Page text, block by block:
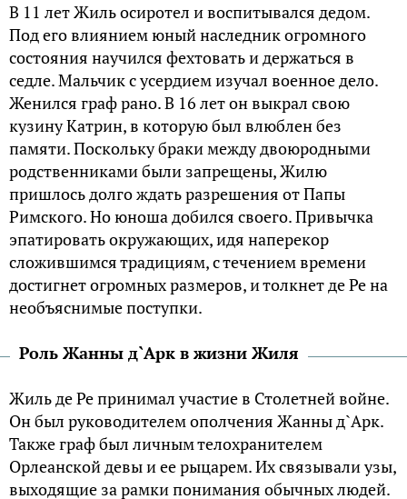
В 11 лет Жиль осиротел и воспитывался дедом.
Под его влиянием юный наследник огромного
состояния научился фехтовать и держаться в
седле. Мальчик с усердием изучал военное дело.
Женился граф рано. В 16 лет он выкрал свою
кузину Катрин, в которую был влюблен без
памяти. Поскольку браки между двоюродными
родственниками были запрещены, Жилю
пришлось долго ждать разрешения от Папы
Римского. Но юноша добился своего. Привычка
эпатировать окружающих, идя наперекор
сложившимся традициям, с течением времени
достигнет огромных размеров, и толкнет де Ре на
необъяснимые поступки.
Роль Жанны д`Арк в жизни Жиля
Жиль де Ре принимал участие в Столетней войне.
Он был руководителем ополчения Жанны д`Арк.
Также граф был личным телохранителем
Орлеанской девы и ее рыцарем. Их связывали узы,
выходящие за рамки понимания обычных людей.